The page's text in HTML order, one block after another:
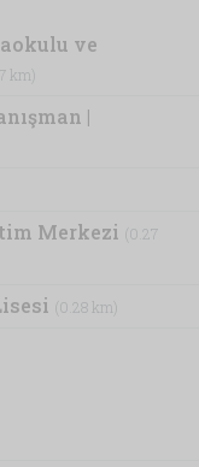
ve
km)
|
Merkezi (0.27
(0.28 km)